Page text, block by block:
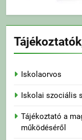
Iskolaorvos
Iskolai szociális
Tájékoztató a
működéséről